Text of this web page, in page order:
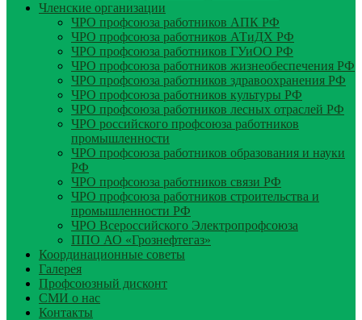
Членские организации
ЧРО профсоюза работников АПК РФ
ЧРО профсоюза работников АТиДХ РФ
ЧРО профсоюза работников ГУиОО РФ
ЧРО профсоюза работников жизнеобеспечения РФ
ЧРО профсоюза работников здравоохранения РФ
ЧРО профсоюза работников культуры РФ
ЧРО профсоюза работников лесных отраслей РФ
ЧРО российского профсоюза работников
промышленности
ЧРО профсоюза работников образования и науки
РФ
ЧРО профсоюза работников связи РФ
ЧРО профсоюза работников строительства и
промышленности РФ
ЧРО Всероссийского Электропрофсоюза
ППО АО «Грознефтегаз»
Координационные советы
Галерея
Профсоюзный дисконт
СМИ о нас
Контакты